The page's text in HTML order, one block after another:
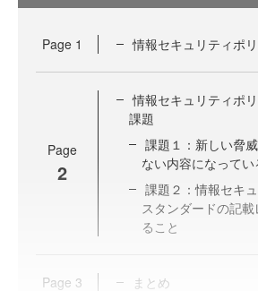
Page 1 情報セキュリティポ
Page
2
情報セキュリティポ
課題
課題１：新しい脅
ない内容になってい
課題２：情報セキ
スタンダードの記
ること
Page 3 まとめ